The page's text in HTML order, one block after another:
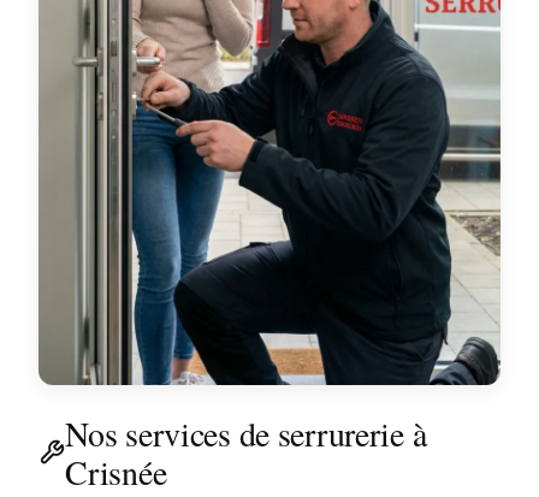
Nos services de serrurerie à
Crisnée